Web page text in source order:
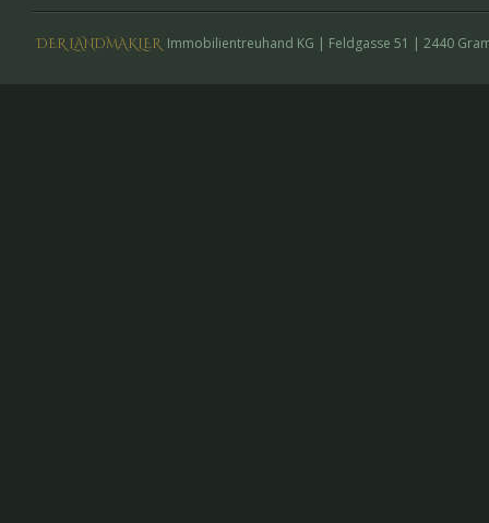
DER LANDMAKLER Immobilientreuhand KG | Feldgasse 51 | 2440